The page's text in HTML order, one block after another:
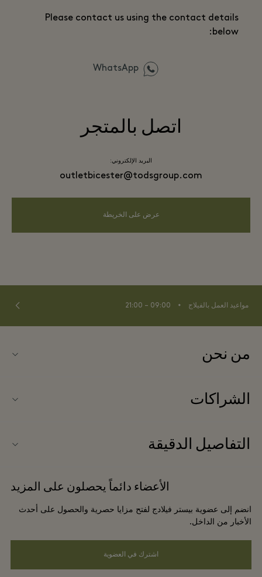
Please contact us using the contact details
below:
WhatsApp
اتصل بالمتجر
البريد الإلكتروني:
outletbicester@todsgroup.com
عرض على الخريطة
مواعيد العمل بالفيلاج ⬩
09:00 – 21:00
من نحن
الأسئلة المتكررة
الوظائف
تنزيل التطبيق
نبذة عن بستر فيلاج (Bicester Village)
الشراكات
عروض الشركاء
التفاصيل الدقيقة
إشعارات الخصوصية
الأعضاء دائماً يحصلون على المزيد
انضم إلى عضوية بيستر فيلادج لفتح مزايا حصرية والحصول على أحدث
الأخبار من الداخل.
اشترك في العضوية